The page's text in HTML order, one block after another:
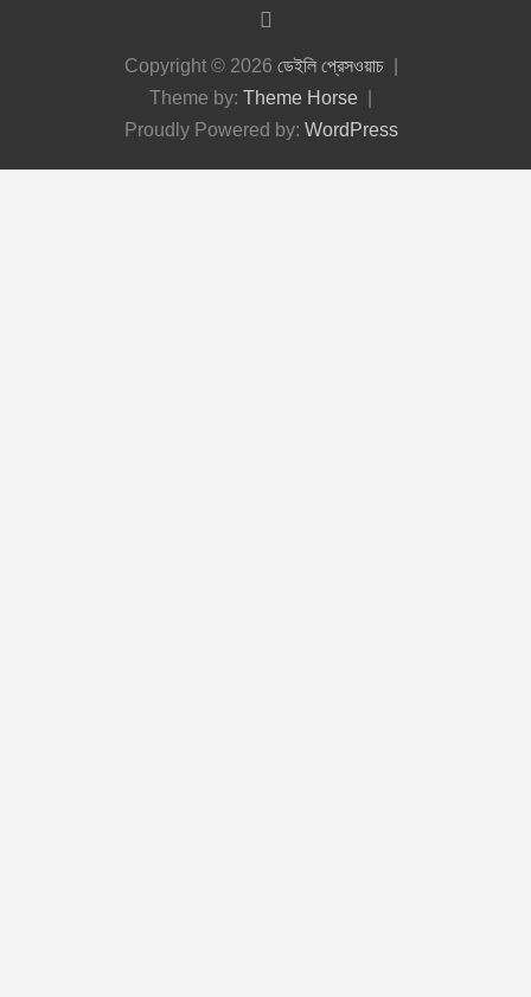
Copyright © 2026 ডেইলি প্রেসওয়াচ
Theme by: Theme Horse
Proudly Powered by: WordPress